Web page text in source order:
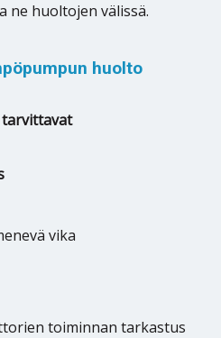
ne huoltojen välissä.
huolto
vika
toiminnan tarkastus